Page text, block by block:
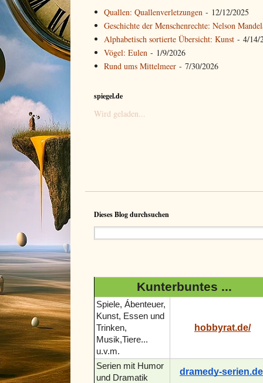
Quallen: Quallenverletzungen - 12/12/2025
Geschichte der Menschenrechte: Nelson
Alphabetisch sortierte Übersicht: Kunst - 4/14/
Vögel: Eulen - 1/9/2026
Rund ums Mittelmeer - 7/30/2026
spiegel.de
Wird geladen...
Dieses Blog durchsuchen
Kunterbuntes ...
Spiele, Ábenteuer,
Kunst, Essen und
Trinken,
Musik,Tiere...
u.v.m.
hobbyrat.de/
Serien mit Humor
und Dramatik
dramedy-